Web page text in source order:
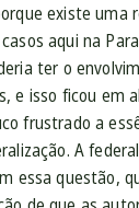
existe uma
aqui na
ter o
e isso ficou em
frustrado a
A
essa questão,